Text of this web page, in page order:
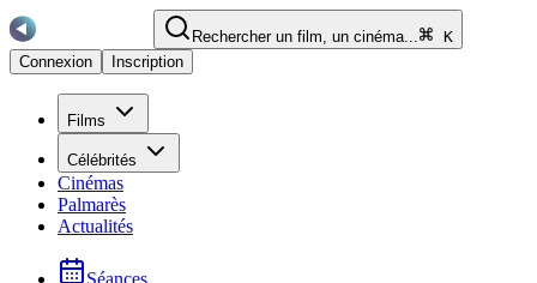
Rechercher un film, un cinéma...
K
Connexion
Inscription
Films
Célébrités
Cinémas
Palmarès
Actualités
Séances